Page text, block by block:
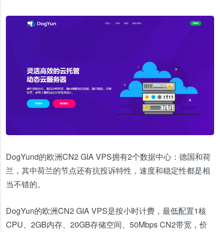
DogYund的欧洲CN2 GIA VPS拥有2个数据中心：德国和荷
兰，其中荷兰的节点还有抗投诉特性，速度和稳定性都是相
当不错的。
DogYun的欧洲CN2 GIA VPS是按小时计费，最低配置1核
CPU、2GB内存、20GB存储空间、50Mbps CN2带宽，价